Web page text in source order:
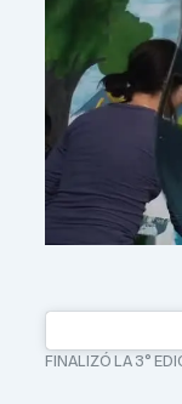
FINALIZÓ LA 3°